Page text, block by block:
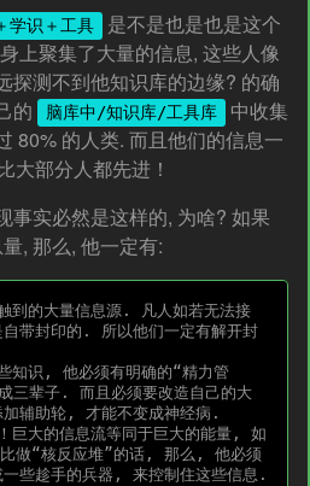
学识＋工具 是不是也是也是这个
上聚集了大量的信息, 这些人像
探测不到他知识库的边缘? 的确
的
脑库中/知识库/工具库 中收集
80% 的人类. 而且他们的信息一
大部分人都先进！
事实必然是这样的, 为啥? 如果
, 那么, 他一定有:
带封印的. 所以他们一定有解开封
三辈子. 而且必须要改造自己的大
辅助轮, 才能不变成神经病.
比做“核反应堆”的话, 那么, 他必须
些趁手的兵器, 来控制住这些信息.